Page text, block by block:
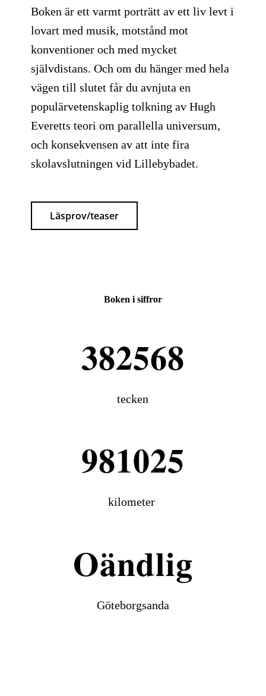
Boken är ett varmt porträtt av ett liv levt i
lovart med musik, motstånd mot
konventioner och med mycket
självdistans. Och om du hänger med hela
vägen till slutet får du avnjuta en
populärvetenskaplig tolkning av Hugh
Everetts teori om parallella universum,
och konsekvensen av att inte fira
skolavslutningen vid Lillebybadet.
Läsprov/teaser
Boken i siffror
tecken
kilometer
Göteborgsanda